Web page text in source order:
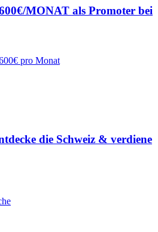
MONAT als Promoter bei
pro Monat
die Schweiz & verdiene